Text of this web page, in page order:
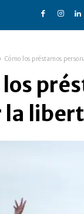
Cómo los préstamos
los
la